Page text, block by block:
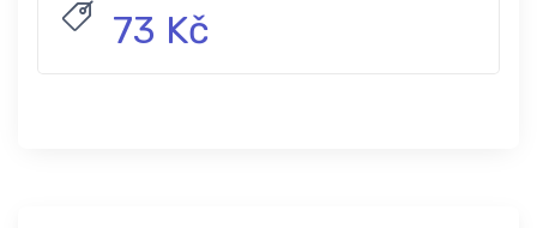
73 Kč